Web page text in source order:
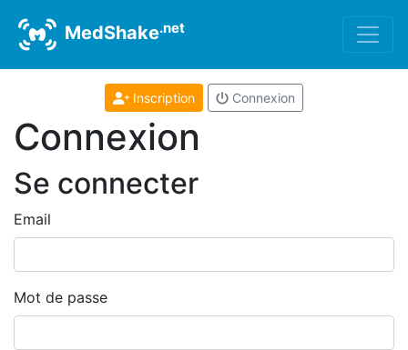
MedShake.net
Inscription Connexion
Connexion
Se connecter
Email
Mot de passe